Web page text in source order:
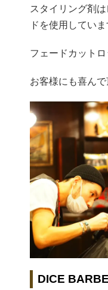
スタイリング剤
ドを使用していま
フェードカットロ
お客様にも喜んで
DICE